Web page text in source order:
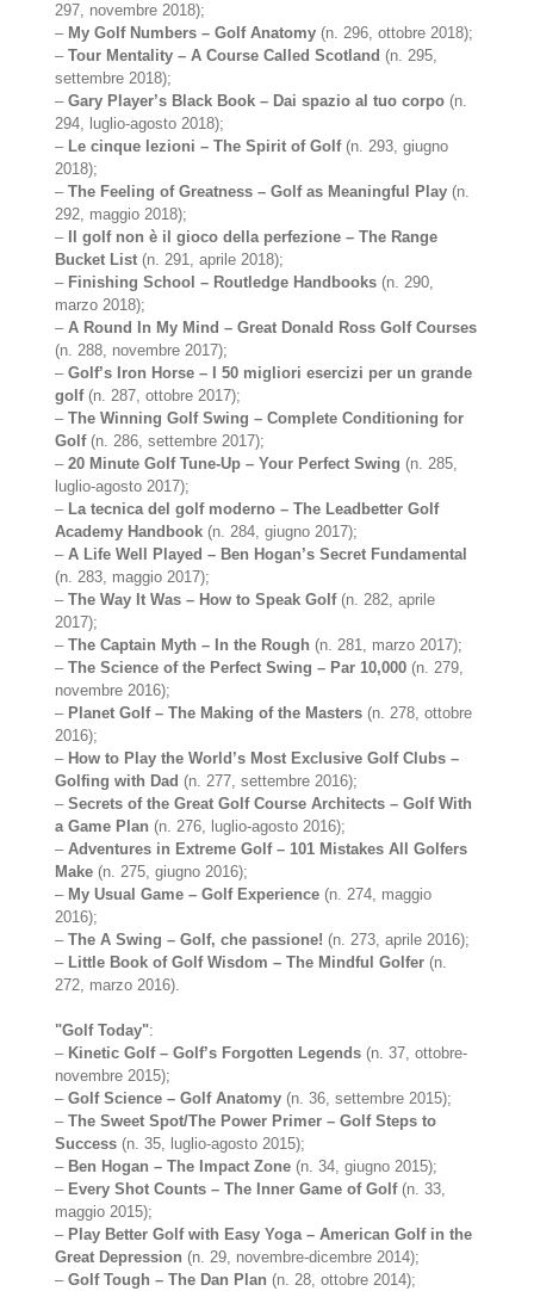
297, novembre 2018);
– My Golf Numbers – Golf Anatomy (n. 296, ottobre 2018);
–Tour Mentality – A Course Called Scotland (n. 295,
settembre 2018);
–Gary Player’s Black Book – Dai spazio al tuo corpo (n.
294, luglio-agosto 2018);
– Le cinque lezioni – The Spirit of Golf(n. 293, giugno
2018);
–The Feeling of Greatness – Golf as Meaningful Play (n.
292, maggio 2018);
–
Il golf non è il gioco della perfezione – The Range
Bucket List (n. 291, aprile 2018);
– Finishing School – Routledge Handbooks (n. 290,
marzo 2018);
–A Round In My Mind – Great Donald Ross Golf Courses
(n. 288, novembre 2017);
–Golf’s Iron Horse – I 50 migliori esercizi per un grande
golf(n. 287, ottobre 2017);
–The Winning Golf Swing – Complete Conditioning for
Golf(n. 286, settembre 2017);
–20 Minute Golf Tune-Up – Your Perfect Swing (n. 285,
luglio-agosto 2017);
– La tecnica del golf moderno – The Leadbetter Golf
Academy Handbook (n. 284, giugno 2017);
–A Life Well Played – Ben Hogan’s Secret Fundamental
(n. 283, maggio 2017);
–The Way It Was – How to Speak Golf(n. 282, aprile
2017);
–The Captain Myth – In the Rough (n. 281, marzo 2017);
–The Science of the Perfect Swing – Par 10,000 (n. 279,
novembre 2016);
– Planet Golf – The Making of the Masters (n. 278, ottobre
2016);
– How to Play the World’s Most Exclusive Golf Clubs –
Golfing with Dad (n. 277, settembre 2016);
–Secrets of the Great Golf Course Architects – Golf With
a Game Plan (n. 276, luglio-agosto 2016);
–Adventures in Extreme Golf – 101 Mistakes All Golfers
Make (n. 275, giugno 2016);
– My Usual Game – Golf Experience (n. 274, maggio
2016);
–The A Swing – Golf, che passione! (n. 273, aprile 2016);
– Little Book of Golf Wisdom – The Mindful Golfer (n.
272, marzo 2016).
"Golf Today":
– Kinetic Golf – Golf’s Forgotten Legends (n. 37, ottobre-
novembre 2015);
–Golf Science – Golf Anatomy (n. 36, settembre 2015);
–The Sweet Spot/The Power Primer – Golf Steps to
Success (n. 35, luglio-agosto 2015);
– Ben Hogan – The Impact Zone (n. 34, giugno 2015);
– Every Shot Counts – The Inner Game of Golf(n. 33,
maggio 2015);
– Play Better Golf with Easy Yoga – American Golf in the
Great Depression (n. 29, novembre-dicembre 2014);
–Golf Tough – The Dan Plan (n. 28, ottobre 2014);